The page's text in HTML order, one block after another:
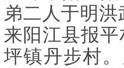
弟二人于明
来阳江县报
坪镇丹步村